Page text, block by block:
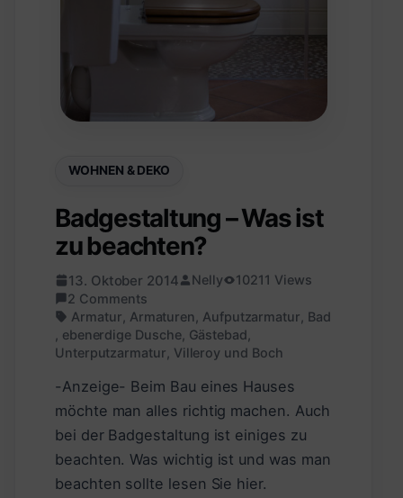
WOHNEN & DEKO
Badgestaltung – Was ist
zu beachten?
13. Oktober 2014 Nelly
10211 Views
2 Comments
Armatur Armaturen Aufputzarmatur Bad
ebenerdige Dusche, Gästebad
Unterputzarmatur Villeroy und Boch
-Anzeige- Beim Bau eines Hauses
möchte man alles richtig machen. Auch
bei der Badgestaltung ist einiges zu
beachten. Was wichtig ist und was man
beachten sollte lesen Sie hier.